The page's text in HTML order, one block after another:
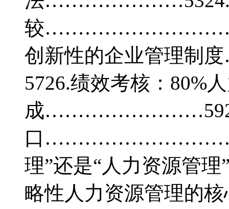
较
创新性的企业管
5726.绩效考核：80%
成……………………5927.
口
理”还是“人力资源
略性人力资源管理的